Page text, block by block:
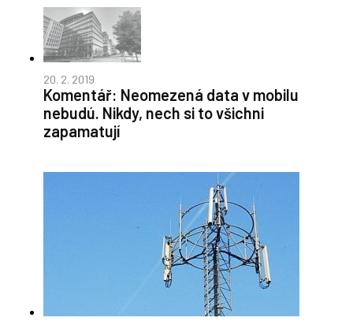
20. 2. 2019
Komentář: Neomezená data v mobilu
nebudú. Nikdy, nech si to všichni
zapamatují